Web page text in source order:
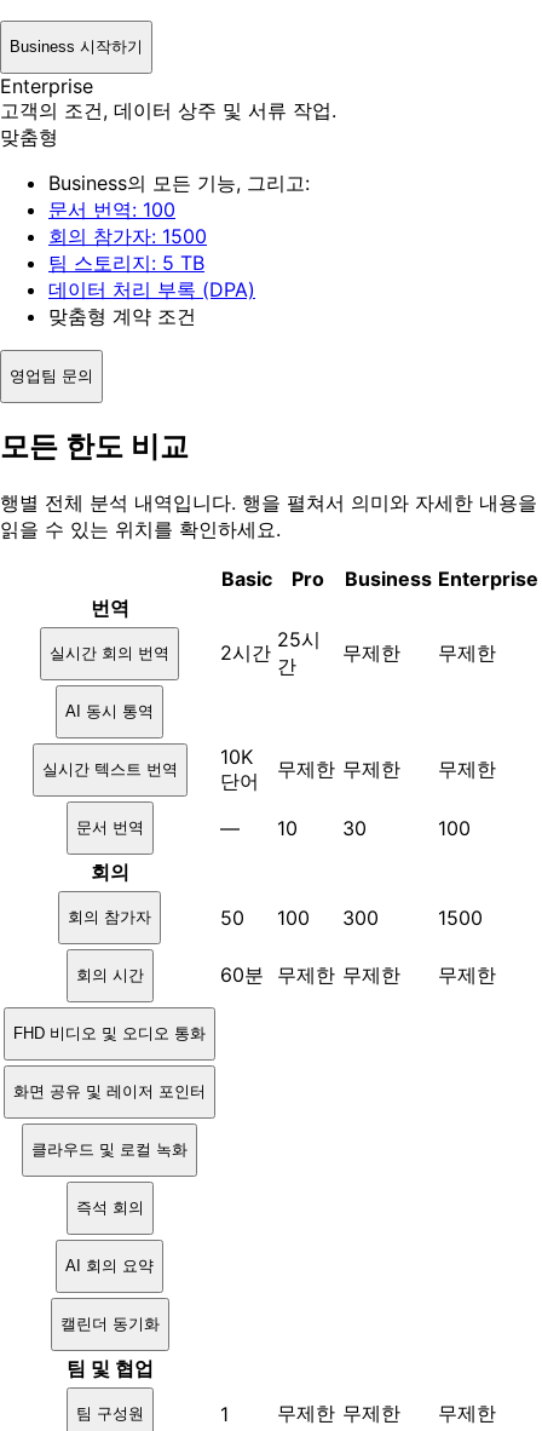
Business 시작하기
Enterprise
고객의 조건, 데이터 상주 및 서류 작업.
맞춤형
Business의 모든 기능, 그리고:
문서 번역: 100
회의 참가자: 1500
팀 스토리지: 5 TB
데이터 처리 부록 (DPA)
맞춤형 계약 조건
영업팀 문의
모든 한도 비교
행별 전체 분석 내역입니다. 행을 펼쳐서 의미와 자세한 내용을
읽을 수 있는 위치를 확인하세요.
Basic Pro Business Enterprise
번역
실시간 회의 번역 2시간
25시
간
무제한 무제한
AI 동시 통역
실시간 텍스트 번역
10K
단어
무제한 무제한 무제한
문서 번역 — 10 30
100
회의
회의 참가자 50 100 300 1500
회의 시간 60분 무제한 무제한 무제한
FHD 비디오 및 오디오 통화
화면 공유 및 레이저 포인터
클라우드 및 로컬 녹화
즉석 회의
AI 회의 요약
캘린더 동기화
팀 및 협업
팀 구성원 1 무제한 무제한 무제한